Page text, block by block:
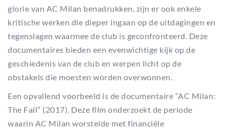
glorie van AC Milan benadrukken, zijn er ook enkele
kritische werken die dieper ingaan op de uitdagingen en
tegenslagen waarmee de club is geconfronteerd. Deze
documentaires bieden een evenwichtige kijk op de
geschiedenis van de club en werpen licht op de
obstakels die moesten worden overwonnen.
Een opvallend voorbeeld is de documentaire “AC Milan:
The Fall” (2017). Deze film onderzoekt de periode
waarin AC Milan worstelde met financiële